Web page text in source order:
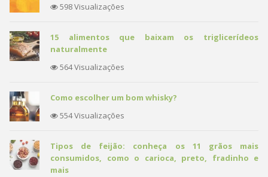
598 Visualizações
15 alimentos que baixam os triglicerídeos
naturalmente
564 Visualizações
Como escolher um bom whisky?
554 Visualizações
Tipos de feijão: conheça os 11 grãos mais
consumidos, como o carioca, preto, fradinho e
mais